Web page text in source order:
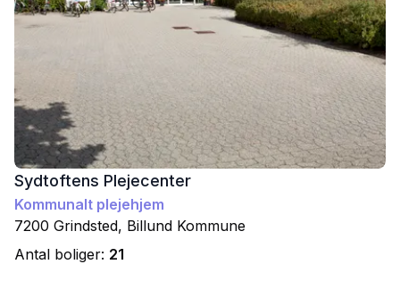
Sydtoftens Plejecenter
Kommunalt plejehjem
7200 Grindsted, Billund Kommune
Antal boliger: 21